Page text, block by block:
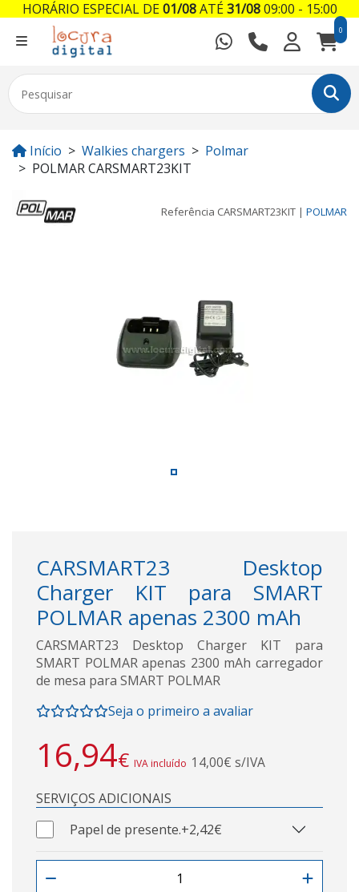
0
Início Walkies chargers
Polmar
POLMAR CARSMART23KIT
Referência CARSMART23KIT | POLMAR
CARSMART23 Desktop
Charger KIT para SMART
POLMAR apenas 2300 mAh
CARSMART23 Desktop Charger KIT para
SMART POLMAR apenas 2300 mAh carregador
de mesa para SMART POLMAR
Seja o primeiro a avaliar
16,94€ IVA incluído 14,00€ s/IVA
SERVIÇOS ADICIONAIS
Papel de presente.+2,42€
HORÁRIO ESPECIAL DE01/08ATÉ31/0809:00 - 15:00